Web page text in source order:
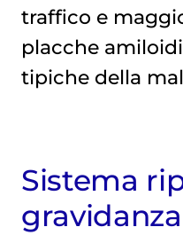
traffico e
placche
tipiche della
Sistema
gravidanza